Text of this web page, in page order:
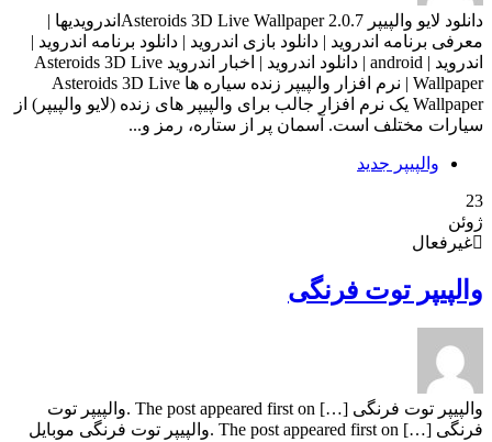
دانلود لایو والپیپر Asteroids 3D Live Wallpaper 2.0.7اندرویدیها |
معرفی برنامه اندروید | دانلود بازی اندروید | دانلود برنامه اندروید |
اندروید | android | دانلود اندروید | اخبار اندروید Asteroids 3D Live
Wallpaper | نرم افزار والپیپر زنده سیاره ها Asteroids 3D Live
Wallpaper یک نرم افزار جالب برای والپیپر های زنده (لایو والپیپر) از
سیارات مختلف است. آسمان پر از ستاره، رمز و...
والپیپر جدید
23
ژوئن
غیرفعال
والپیپر توت فرنگی
والپیپر توت فرنگی […] The post appeared first on .والپیپر توت
فرنگی […] The post appeared first on .والپیپر توت فرنگی موبایل